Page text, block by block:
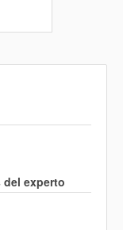
experto